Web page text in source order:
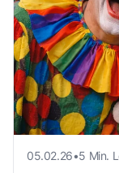
05.02.26•5 Min.